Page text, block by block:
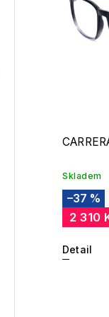
Skladem
–37 %
2 310
Detail